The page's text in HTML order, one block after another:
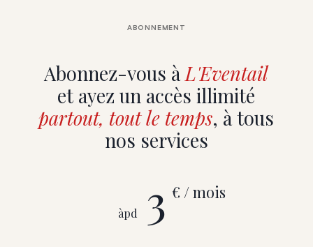
Abonnez-vous àL'Eventail
et ayez un accès illimité
partout, tout le temps, à tous
nos services
ABONNEMENT
àpd 3 € / mois